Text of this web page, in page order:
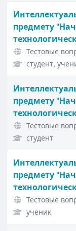
предмету
Тестовые
студент,
предмету
Тестовые
студент
предмету
Тестовые
ученик